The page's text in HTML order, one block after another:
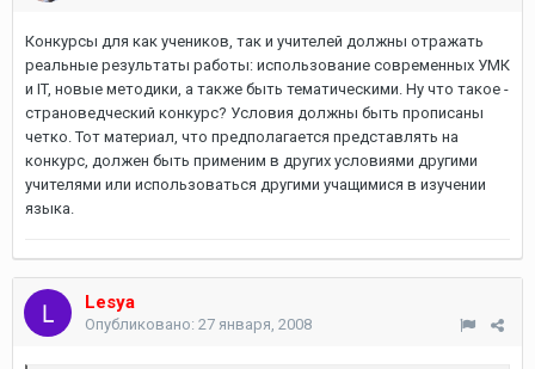
Конкурсы для как учеников, так и учителей должны отражать
реальные результаты работы: использование современных УМК
и IT, новые методики, а также быть тематическими. Ну что такое -
страноведческий конкурс? Условия должны быть прописаны
четко. Тот материал, что предполагается представлять на
конкурс, должен быть применим в других условиями другими
учителями или использоваться другими учащимися в изучении
языка.
Lesya
Опубликовано: 27 января, 2008